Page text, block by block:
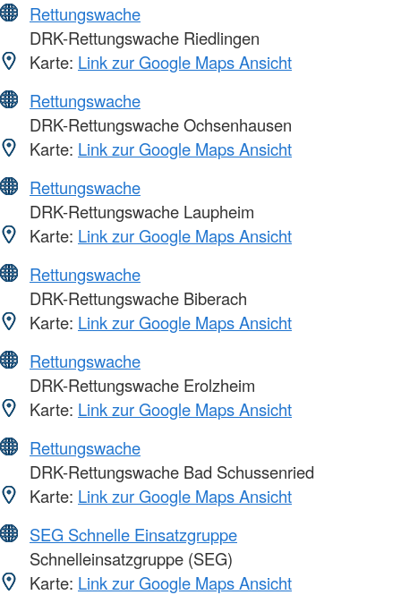
Rettungswache
DRK-Rettungswache Riedlingen
Karte: Link zur Google Maps Ansicht
Rettungswache
DRK-Rettungswache Ochsenhausen
Karte: Link zur Google Maps Ansicht
Rettungswache
DRK-Rettungswache Laupheim
Karte: Link zur Google Maps Ansicht
Rettungswache
DRK-Rettungswache Biberach
Karte: Link zur Google Maps Ansicht
Rettungswache
DRK-Rettungswache Erolzheim
Karte: Link zur Google Maps Ansicht
Rettungswache
DRK-Rettungswache Bad Schussenried
Karte: Link zur Google Maps Ansicht
SEG Schnelle Einsatzgruppe
Schnelleinsatzgruppe (SEG)
Karte: Link zur Google Maps Ansicht